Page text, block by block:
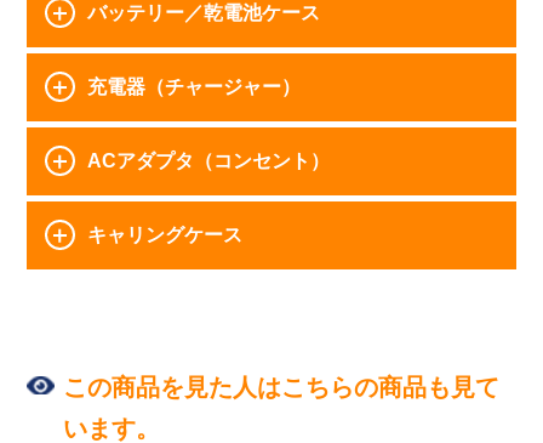
バッテリー／乾電池ケース
充電器（チャージャー）
ACアダプタ（コンセント）
キャリングケース
この商品を見た人はこちらの商品も見て
います。